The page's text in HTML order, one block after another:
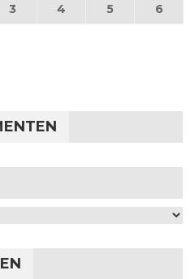
2026
3 3 september 2026
4 4 september 2026
5 5 6